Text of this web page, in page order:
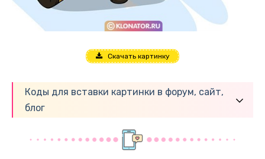
Скачать картинку
Коды для вставки картинки в форум, сайт,
блог